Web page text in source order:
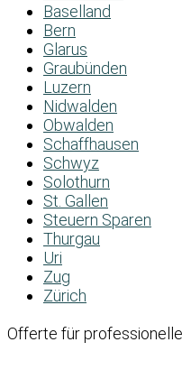
Baselland
Bern
Glarus
Graubünden
Luzern
Nidwalden
Obwalden
Schaffhausen
Schwyz
Solothurn
St. Gallen
Steuern Sparen
Thurgau
Uri
Zug
Zürich
Offerte für